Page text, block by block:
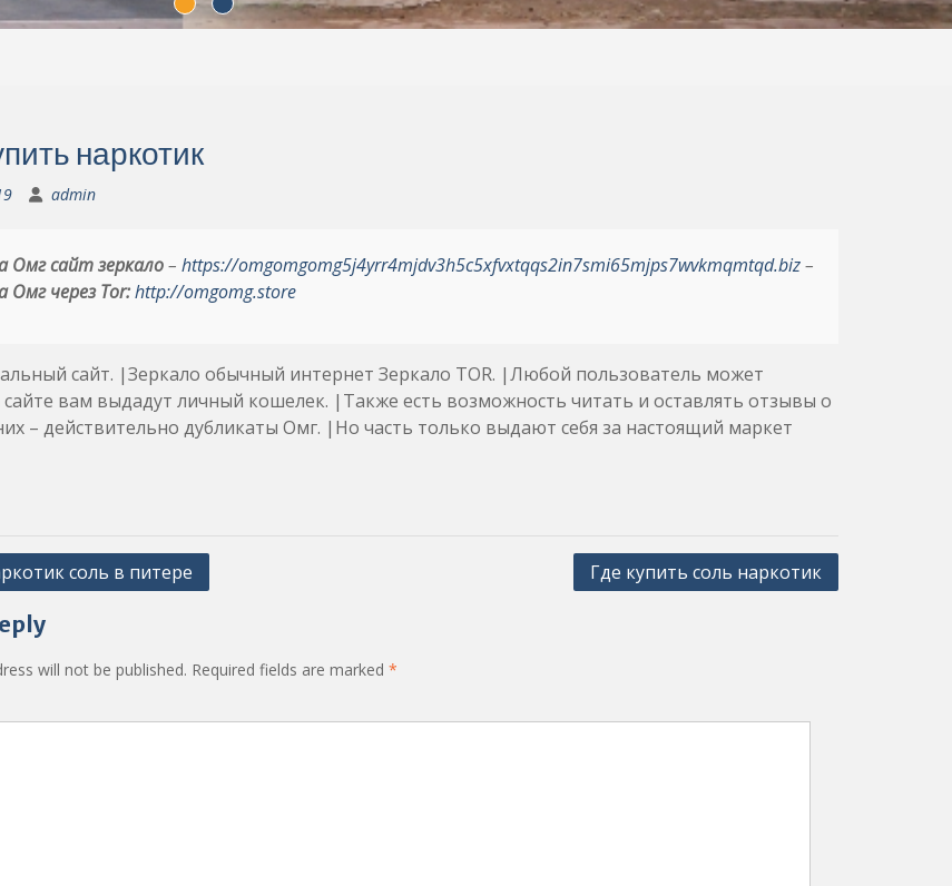
наркотик
admin
Омг сайт зеркало– https://omgomgomg5j4yrr4mjdv3h5c5xfvxtqqs2in7smi65mjps7wvkmqmtqd.biz–
Омг через Tor: http://omgomg.store
сайт. |Зеркало обычный интернет Зеркало TOR. |Любой пользователь может
сайте вам выдадут личный кошелек. |Также есть возможность читать и оставлять отзывы о
– действительно дубликаты Омг. |Но часть только выдают себя за настоящий маркет
соль в питере Где купить соль наркотик
will not be published. Required fields are marked *